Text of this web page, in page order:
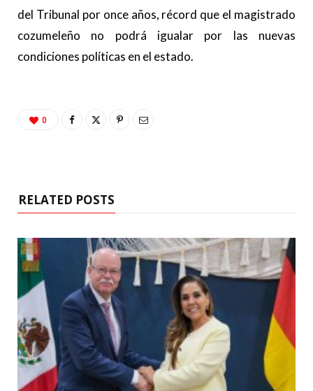
del Tribunal por once años, récord que el magistrado
cozumeleño no podrá igualar por las nuevas
condiciones políticas en el estado.
0
RELATED POSTS